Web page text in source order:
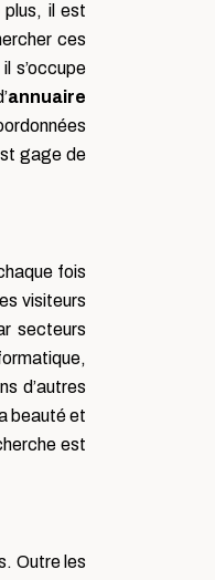
plus, il est
ces
s’occupe
annuaire
gage de
fois
visiteurs
secteurs
d’autres
beauté et
est
Outre les